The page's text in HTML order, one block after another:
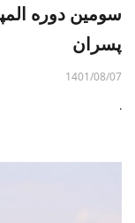
سومین دوره
پسران
1401/08/07
.